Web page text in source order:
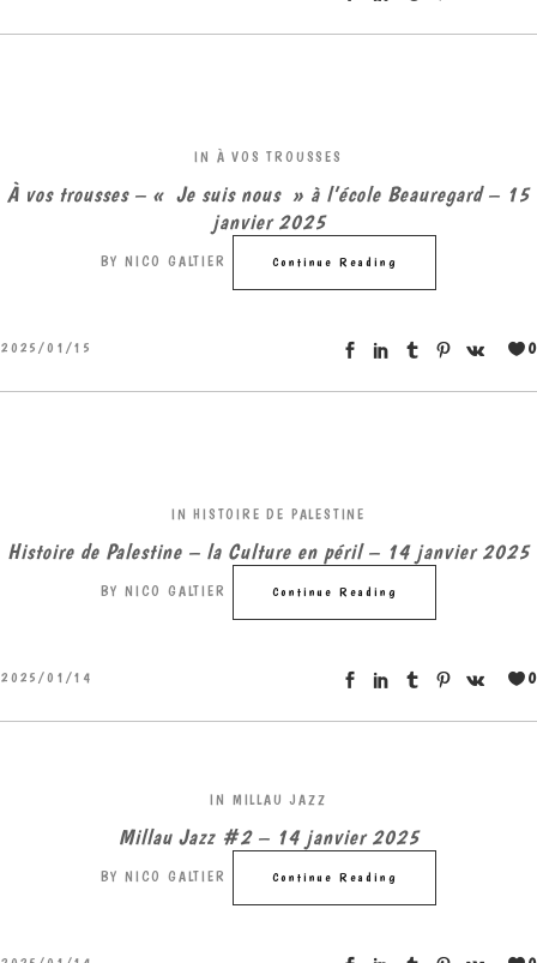
IN À VOS TROUSSES
À vos trousses – « Je suis nous » à l’école Beauregard – 15
janvier 2025
BY NICO GALTIER Continue Reading
2025/01/15 0
IN HISTOIRE DE PALESTINE
Histoire de Palestine – la Culture en péril – 14 janvier 2025
BY NICO GALTIER Continue Reading
2025/01/14 0
IN MILLAU JAZZ
Millau Jazz #2 – 14 janvier 2025
BY NICO GALTIER Continue Reading